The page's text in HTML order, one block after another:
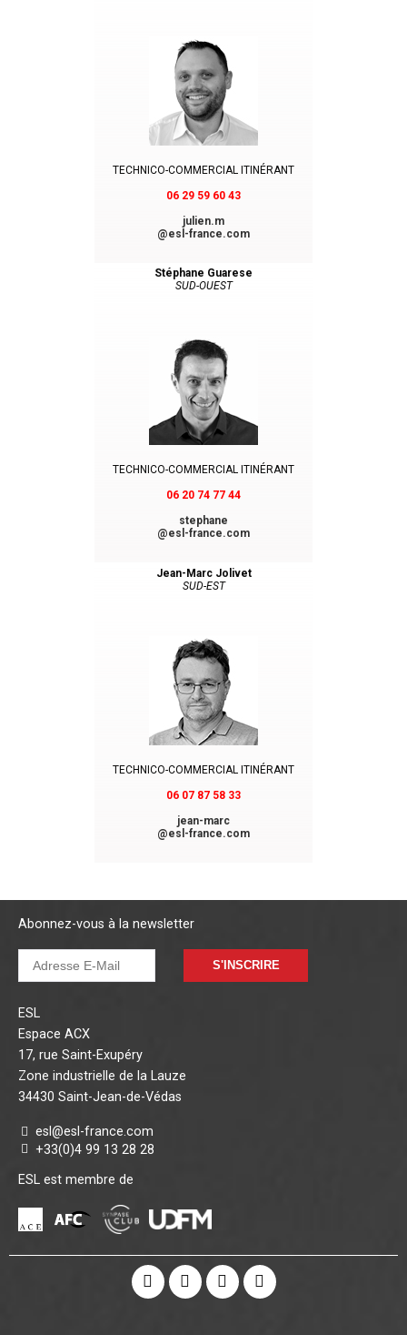
TECHNICO-COMMERCIAL ITINÉRANT
06 29 59 60 43
julien.m
@esl-france.com
Stéphane Guarese
SUD-OUEST
TECHNICO-COMMERCIAL ITINÉRANT
06 20 74 77 44
stephane
@esl-france.com
Jean-Marc Jolivet
SUD-EST
TECHNICO-COMMERCIAL ITINÉRANT
06 07 87 58 33
jean-marc
@esl-france.com
Abonnez-vous à la newsletter
S'INSCRIRE
ESL
Espace ACX
17, rue Saint-Exupéry
Zone industrielle de la Lauze
34430 Saint-Jean-de-Védas
esl@esl-france.com
+33(0)4 99 13 28 28
ESL est membre de